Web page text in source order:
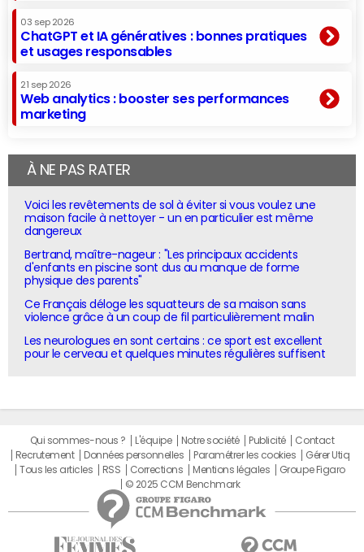
03 sep 2026
ChatGPT et IA génératives : bonnes pratiques
et usages responsables
21 sep 2026
Web analytics : booster ses performances
marketing
À NE PAS RATER
Voici les revêtements de sol à éviter si vous voulez une
maison facile à nettoyer - un en particulier est même
dangereux
Bertrand, maître-nageur : "Les principaux accidents
d'enfants en piscine sont dus au manque de forme
physique des parents"
Ce Français déloge les squatteurs de sa maison sans
violence grâce à un coup de fil particulièrement malin
Les neurologues en sont certains : ce sport est excellent
pour le cerveau et quelques minutes régulières suffisent
Qui sommes-nous ? L'équipe Notre société Publicité
Contact
Recrutement
Données personnelles Paramétrer les cookies
Gérer Utiq
Tous les articles
RSS Corrections Mentions légales
Groupe Figaro
© 2025 CCM Benchmark